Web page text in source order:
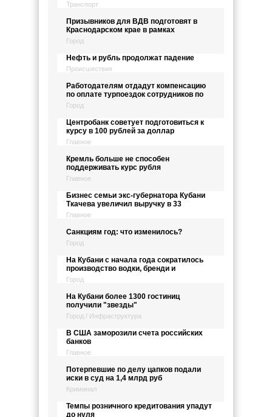
Транспорт
Призывников для ВДВ подготовят в
Краснодарском крае в рамках
Город
Нефть и рубль продолжат падение
Происшествия
Работодателям отдадут компенсацию
по оплате турпоездок сотрудников по
Город
Центробанк советует подготовиться к
курсу в 100 рублей за доллар
Главное
Кремль больше не способен
поддерживать курс рубля
Главное
Бизнес семьи экс-губернатора Кубани
Ткачева увеличил выручку в 33
Главное
Санкциям год: что изменилось?
Город
На Кубани с начала года сократилось
производство водки, бренди и
Город
На Кубани более 1300 гостиниц
получили "звезды"
Город / Инфраструктура
В США заморозили счета российских
банков
Главное
Потерпевшие по делу цапков подали
иски в суд на 1,4 млрд руб
Криминал
Темпы розничного кредитования упадут
до нуля